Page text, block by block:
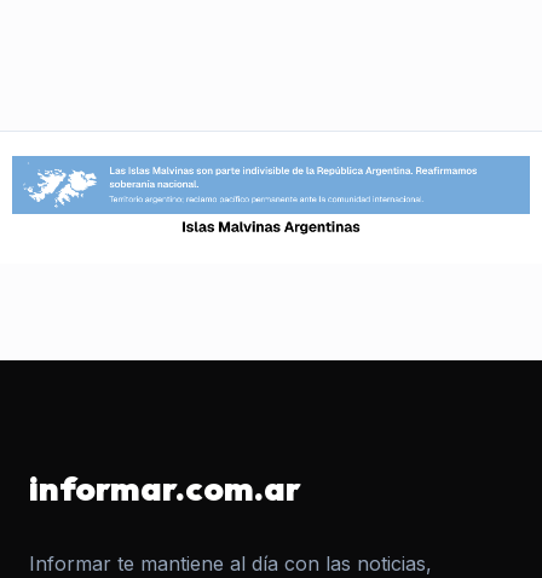
informar.com.ar
Informar te mantiene al día con las noticias,